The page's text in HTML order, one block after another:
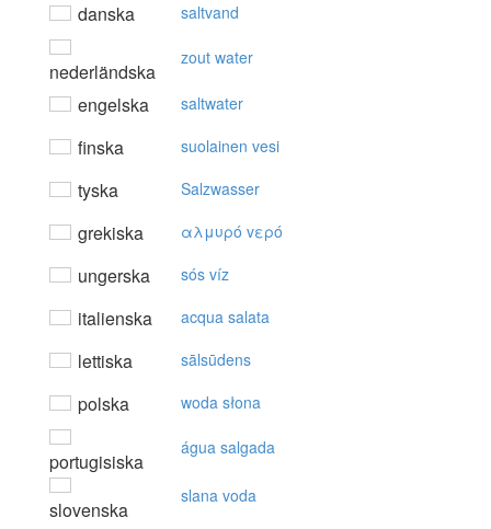
danska saltvand
nederländska
zout water
engelska saltwater
finska suolainen vesi
tyska Salzwasser
grekiska αλμυρό vερό
ungerska sós víz
italienska acqua salata
lettiska sālsūdens
polska woda słona
portugisiska
água salgada
slovenska
slana voda